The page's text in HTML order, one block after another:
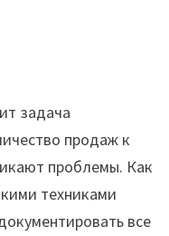
задача
продаж к
проблемы. Как
техниками
все